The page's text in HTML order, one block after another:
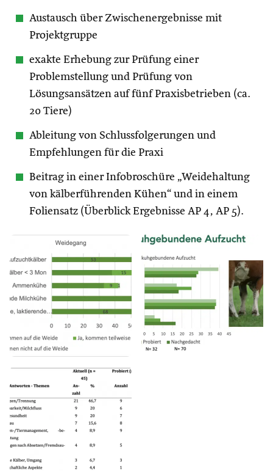
Austausch über Zwischenergebnisse mit
Projektgruppe
exakte Erhebung zur Prüfung einer
Problemstellung und Prüfung von
Lösungsansätzen auf fünf Praxisbetrieben (ca.
20 Tiere)
Ableitung von Schlussfolgerungen und
Empfehlungen für die Praxi
Beitrag in einer Infobroschüre „Weidehaltung
von kälberführenden Kühen“ und in einem
Foliensatz (Überblick Ergebnisse AP 4, AP 5).